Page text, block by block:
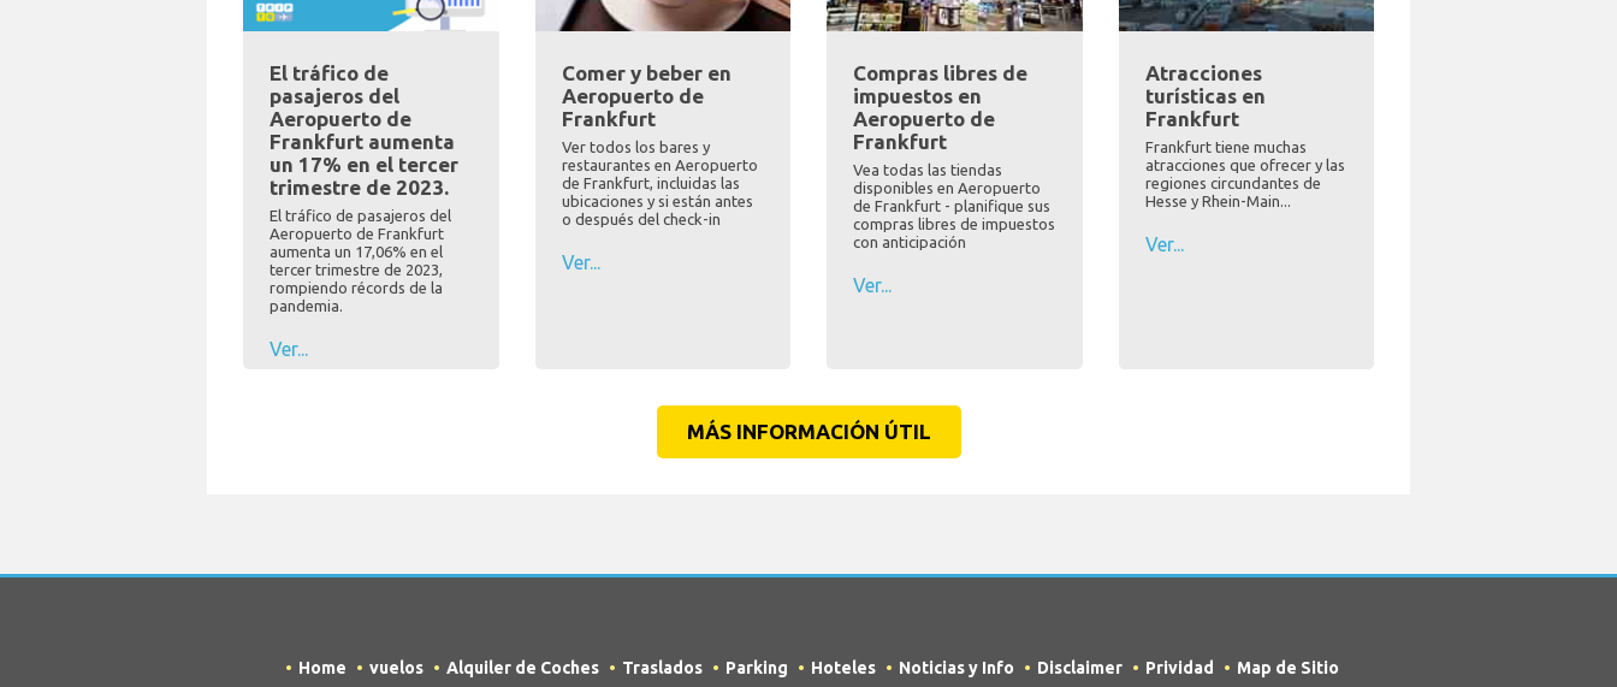
El tráfico de
pasajeros del
Aeropuerto de
Frankfurt aumenta
un 17% en el tercer
trimestre de 2023.
El tráfico de pasajeros del
Aeropuerto de Frankfurt
aumenta un 17,06% en el
tercer trimestre de 2023,
rompiendo récords de la
pandemia.
Ver...
Comer y beber en
Aeropuerto de
Frankfurt
Ver todos los bares y
restaurantes en Aeropuerto
de Frankfurt, incluidas las
ubicaciones y si están antes
o después del check-in
Ver...
Compras libres de
impuestos en
Aeropuerto de
Frankfurt
Vea todas las tiendas
disponibles en Aeropuerto
de Frankfurt - planifique sus
compras libres de impuestos
con anticipación
Ver...
Atracciones
turísticas en
Frankfurt
Frankfurt tiene muchas
atracciones que ofrecer y las
regiones circundantes de
Hesse y Rhein-Main...
Ver...
MÁS INFORMACIÓN ÚTIL
Home vuelos Alquiler de Coches Traslados Parking Hoteles Noticias y Info Disclaimer Prividad Map de Sitio